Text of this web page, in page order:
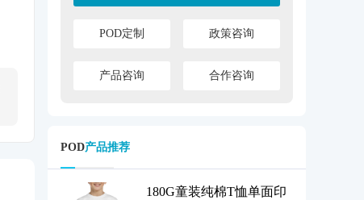
POD定制 政策咨询
产品咨询 合作咨询
POD产品推荐
180G童装纯棉T恤单面印